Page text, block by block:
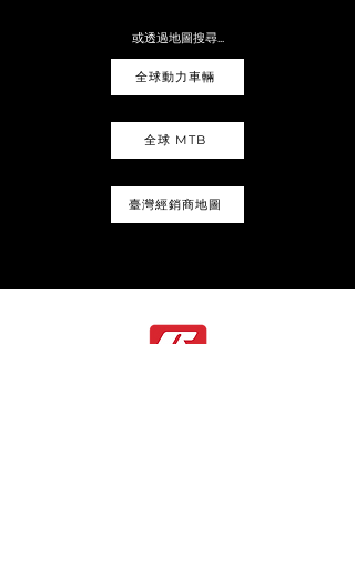
或透過地圖搜尋...
全球動力車輛
全球 MTB
臺灣經銷商地圖